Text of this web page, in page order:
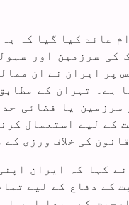
عائد کیا گیا کہ
کی سرزمین اور
پر ایران نے ان
ہے۔ تہران کے
سرزمین یا فضائی
کے لیے استعمال
کی خلاف ورزی کے
کہا کہ ایران
کے دفاع کے لیے